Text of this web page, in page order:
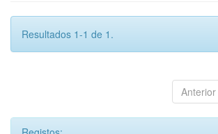
Resultados 1-1 de 1.
Anterior